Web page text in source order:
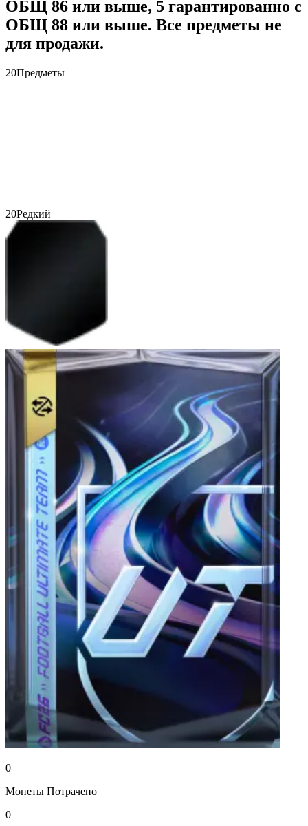
ОБЩ 86 или выше, 5 гарантированно с
ОБЩ 88 или выше. Все предметы не
для продажи.
20Предметы
20Редкий
0
Монеты Потрачено
0